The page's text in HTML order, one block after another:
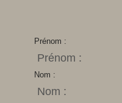
Prénom :
Nom :